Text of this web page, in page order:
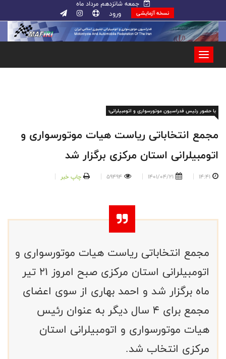
جمعه شانزدهم مرداد ماه
نسخه آزمایشی ورود
با حضور رئیس فدراسیون موتورسواری و اتومبیلرانی؛
مجمع انتخاباتی ریاست هیات موتورسواری و
اتومبیلرانی استان مرکزی برگزار شد
14:41
1401/04/21
59494 چاپ خبر
مجمع انتخاباتی ریاست هیات موتورسواری و
اتومبیلرانی استان مرکزی صبح امروز ۲۱ تیر
ماه برگزار شد و احمد بهاری از سوی اعضای
مجمع برای ۴ سال دیگر به عنوان رئیس
هیات موتورسواری و اتومبیلرانی استان
مرکزی انتخاب شد.